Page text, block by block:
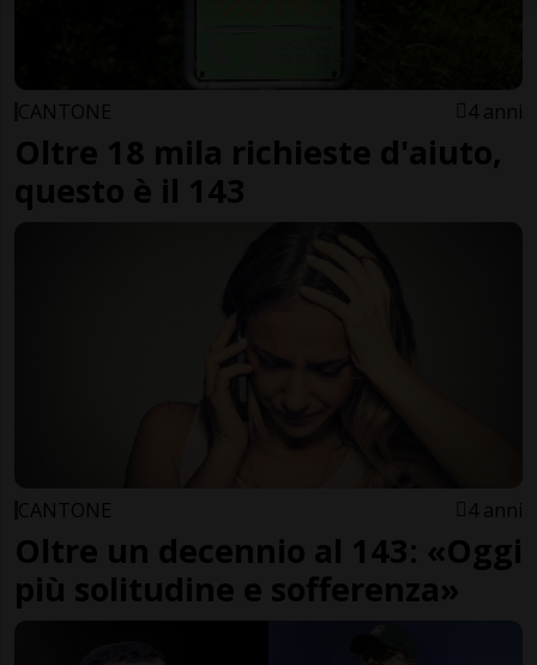
CANTONE 4 anni
Oltre 18 mila richieste d'aiuto,
questo è il 143
CANTONE 4 anni
Oltre un decennio al 143: «Oggi
più solitudine e sofferenza»